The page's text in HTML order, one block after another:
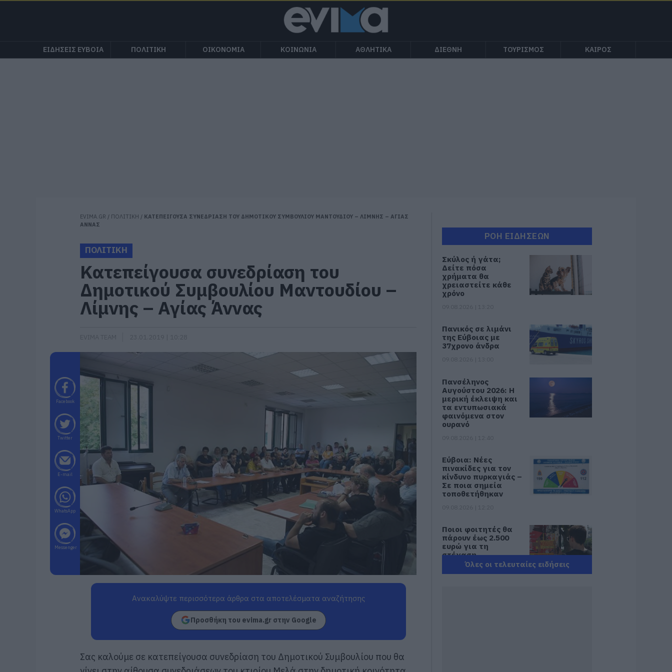
ΕΙΔΗΣΕΙΣ ΕΥΒΟΙΑ ΠΟΛΙΤΙΚΗ ΟΙΚΟΝΟΜΙΑ ΚΟΙΝΩΝΙΑ ΑΘΛΗΤΙΚΑ ΔΙΕΘΝΗ ΤΟΥΡΙΣΜΟΣ ΚΑΙΡΟΣ
EVIMA.GR / ΠΟΛΙΤΙΚΗ / ΚΑΤΕΠΕΙΓΟΥΣΑ ΣΥΝΕΔΡΙΑΣΗ ΤΟΥ ΔΗΜΟΤΙΚΟΥ ΣΥΜΒΟΥΛΙΟΥ ΜΑΝΤΟΥΔΙΟΥ – ΛΙΜΝΗΣ – ΑΓΙΑΣ
ΑΝΝΑΣ
ΠΟΛΙΤΙΚΗ
Κατεπείγουσα συνεδρίαση του
Δημοτικού Συμβουλίου Μαντουδίου –
Λίμνης – Αγίας Άννας
Facebook
Twitter
E-mail
WhatsApp
Messenger
Ανακαλύψτε περισσότερα άρθρα στα αποτελέσματα αναζήτησης
Προσθήκη του evima.gr στην Google
Σας καλούμε σε κατεπείγουσα συνεδρίαση του Δημοτικού Συμβουλίου που θα
ΡΟΗ ΕΙΔΗΣΕΩΝ
Σκύλος ή γάτα;
Δείτε πόσα
χρήματα θα
χρειαστείτε κάθε
χρόνο
Πανικός σε λιμάνι
της Εύβοιας με
37χρονο άνδρα
Πανσέληνος
Αυγούστου 2026: Η
μερική έκλειψη και
τα εντυπωσιακά
φαινόμενα στον
ουρανό
Εύβοια: Νέες
πινακίδες για τον
κίνδυνο πυρκαγιάς –
Σε ποια σημεία
τοποθετήθηκαν
Ποιοι φοιτητές θα
πάρουν έως 2.500
ευρώ για τη
στέγαση
09.08.2026 | 12:00
Όλες οι τελευταίες ειδήσεις